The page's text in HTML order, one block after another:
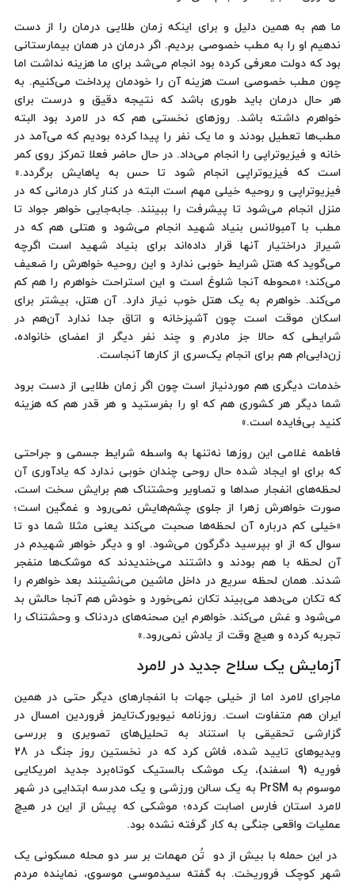
ما هم به همین دلیل و برای اینکه زمان طلایی درمان را از دست
ندهیم او را به مطب خصوصی بردیم. اگر درمان در همان بیمارستانی
بود که دولت معرفی کرده بود انجام می‌شد برای ما هزینه نداشت اما
چون مطب خصوصی است هزینه آن را خودمان پرداخت می‌کنیم. به
هر حال درمان باید طوری باشد که نتیجه دقیق و درست برای
خواهرم داشته باشد. روزهای نخستی هم که در لامرد بود البته
مطب‌ها تعطیل بودند و ما یک نفر را پیدا کرده بودیم که می‌آمد در
خانه و فیزیوتراپی را انجام می‌داد. در حال حاضر فعلا تمرکز روی کمر
است که فیزیوتراپی انجام شود تا حس به پاهایش برگردد.»
فیزیوتراپی و روحیه خیلی مهم است البته در کنار کار درمانی که در
منزل انجام می‌شود تا پیشرفت را ببینند. جابه‌جایی خواهر جواد تا
مطب با آمبولانس بنیاد شهید انجام می‌شود و هتلی هم که در
شیراز دراختیار آنها قرار داده‌اند برای بنیاد شهید است اگرچه
می‌گوید که هتل شرایط خوبی ندارد و این روحیه خواهرش را ضعیف
می‌کند؛ «محوطه آنجا شلوغ است و این استراحت خواهرم را هم کم
می‌کند. خواهرم به یک هتل خوب نیاز دارد. آن هتل، بیشتر برای
اسکان موقت است چون آشپزخانه و اتاق جدا ندارد آن‌هم در
شرایطی که حالا جز مادرم و چند نفر دیگر از اعضای خانواده،
زن‌دایی‌ام هم برای انجام یک‌سری از کارها آنجاست.
خدمات دیگری هم موردنیاز است چون اگر زمان طلایی از دست برود
شما دیگر هر کشوری هم که او را بفرستید و هر قدر هم که هزینه
کنید بی‌فایده است.»
فاطمه غلامی این روزها نه‌تنها به واسطه شرایط جسمی و جراحتی
که برای او ایجاد شده حال روحی چندان خوبی ندارد که یادآوری آن
لحظه‌های انفجار صداها و تصاویر وحشتناک هم برایش سخت است،
صورت خواهرش زهرا از جلوی چشم‌هایش نمی‌رود و غمگین است؛
«خیلی کم درباره آن لحظه‌ها صحبت می‌کند یعنی مثلا شما دو تا
سوال که از او بپرسید دگرگون می‌شود. او و دیگر خواهر شهیدم در
آن لحظه با هم بودند و داشتند می‌خندیدند که موشک‌ها منفجر
شدند. همان لحظه سریع در داخل ماشین می‌نشینند بعد خواهرم را
که تکان می‌دهد می‌بیند تکان نمی‌خورد و خودش هم آنجا حالش بد
می‌شود و غش می‌کند. خواهرم این صحنه‌های دردناک و وحشتناک را
تجربه کرده و هیچ ‌وقت از یادش نمی‌رود.»
آزمایش یک سلاح جدید در لامرد
ماجرای لامرد اما از خیلی جهات با انفجارهای دیگر حتی در همین
ایران هم متفاوت است. روزنامه نیویورک‌تایمز فروردین امسال در
گزارشی تحقیقی با استناد به تحلیل‌های تصویری و بررسی
ویدیوهای تایید شده، فاش کرد که در نخستین روز جنگ در 28
فوریه (9 اسفند)، یک موشک بالستیک کوتاه‌برد جدید امریکایی
موسوم به PrSM به یک سالن ورزشی و یک مدرسه ابتدایی در شهر
لامرد استان فارس اصابت کرده؛ موشکی که پیش از این در هیچ
عملیات واقعی جنگی به کار گرفته نشده بود.
در این حمله با بیش از دو تُن مهمات بر سر دو محله مسکونی یک
شهر کوچک فروریخت. به گفته سیدموسی موسوی، نماینده مردم